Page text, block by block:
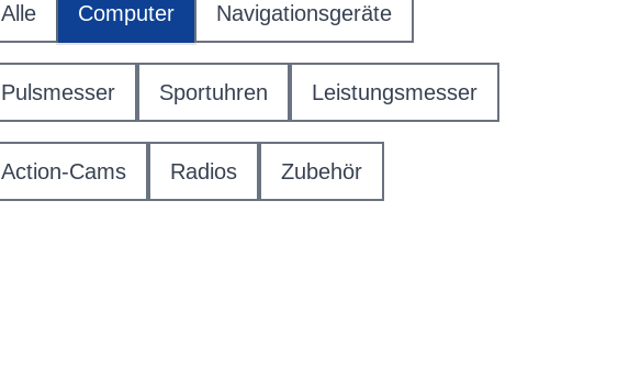
Alle Computer Navigationsgeräte
Pulsmesser Sportuhren Leistungsmesser
Action-Cams Radios Zubehör